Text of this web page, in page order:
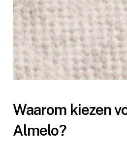
Waarom kiezen
Almelo?